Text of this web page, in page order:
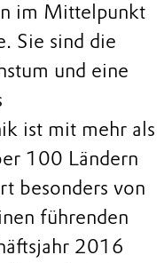
im Mittelpunkt
Sie sind die
und eine
ist mit mehr als
100 Ländern
besonders von
führenden
2016